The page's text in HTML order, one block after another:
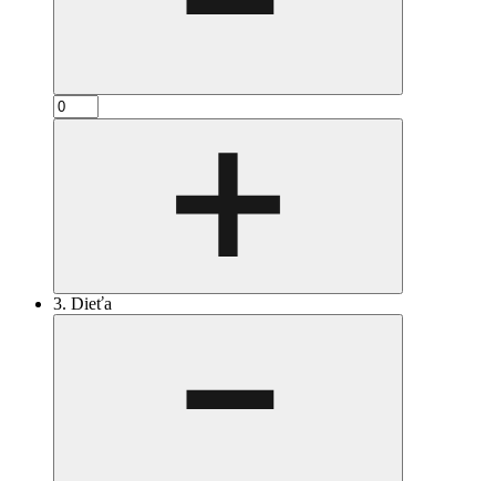
3. Dieťa